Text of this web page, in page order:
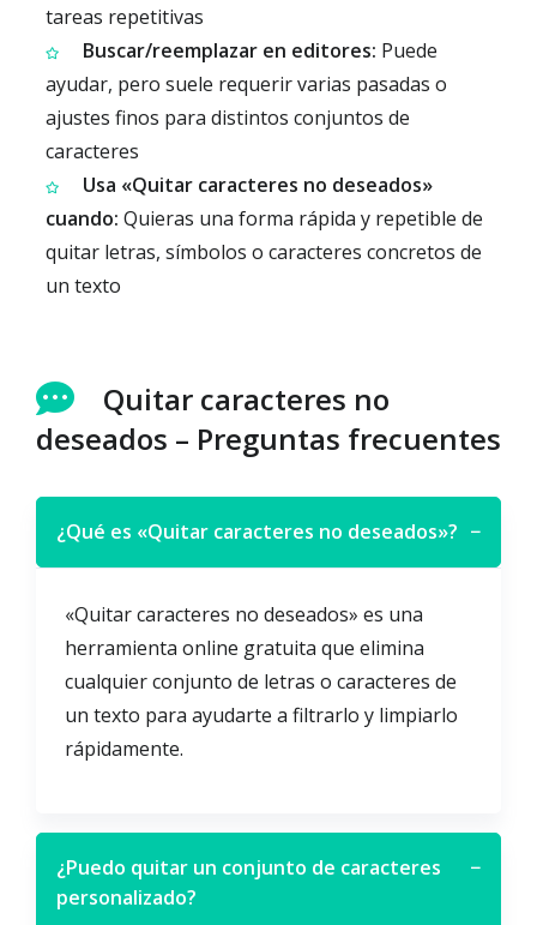
tareas repetitivas
Buscar/reemplazar en editores: Puede
ayudar, pero suele requerir varias pasadas o
ajustes finos para distintos conjuntos de
caracteres
Usa «Quitar caracteres no deseados»
cuando: Quieras una forma rápida y repetible de
quitar letras, símbolos o caracteres concretos de
un texto
Quitar caracteres no
deseados – Preguntas frecuentes
¿Qué es «Quitar caracteres no deseados»? −
«Quitar caracteres no deseados» es una
herramienta online gratuita que elimina
cualquier conjunto de letras o caracteres de
un texto para ayudarte a filtrarlo y limpiarlo
rápidamente.
¿Puedo quitar un conjunto de caracteres
personalizado?
−